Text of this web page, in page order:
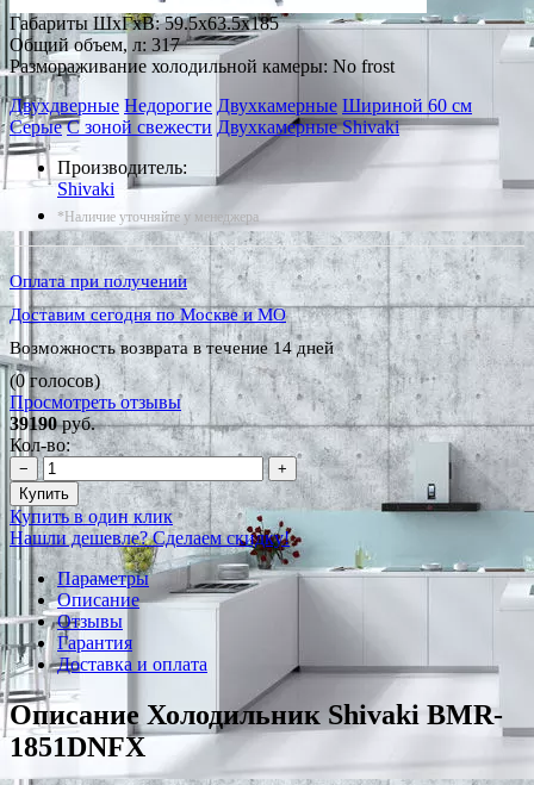
Габариты ШxГxВ: 59.5x63.5x185
Общий объем, л: 317
Размораживание холодильной камеры: No frost
Двухдверные Недорогие Двухкамерные Шириной 60 см
Серые С зоной свежести Двухкамерные Shivaki
Производитель:
Shivaki
*Наличие уточняйте у менеджера
Оплата при получении
Доставим сегодня по Москве и МО
Возможность возврата в течение 14 дней
(0 голосов)
Просмотреть отзывы
39190руб.
Кол-во:
−
+
Купить
Купить в один клик
Нашли дешевле? Сделаем скидку!
Параметры
Описание
Отзывы
Гарантия
Доставка и оплата
Описание Холодильник Shivaki BMR-
1851DNFX